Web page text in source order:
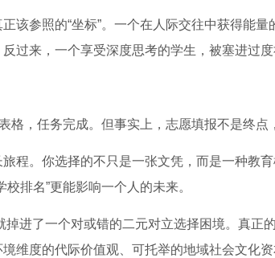
该参照的“坐标”。一个在人际交往中获得能
过来，一个享受深度思考的学生，被塞进过
，任务完成。但事实上，志愿填报不是终点
程。你选择的不只是一张文凭，而是一种教
排名”更能影响一个人的未来。
掉进了一个对或错的二元对立选择困境。真
维度的代际价值观、可托举的地域社会文化